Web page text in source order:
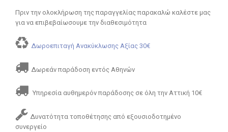
Πριν την ολοκλήρωση της παραγγελίας παρακαλώ καλέστε μας
για να επιβεβαίωσουμε την διαθεσιμότητα
Δωροεπιταγή Ανακύκλωσης Αξίας 30€
Δωρεάν παράδοση εντός Αθηνών
Υπηρεσία αυθημερόν παράδοσης σε όλη την Αττική 10€
Δυνατότητα τοποθέτησης από εξουσιοδοτημένο
συνεργείο